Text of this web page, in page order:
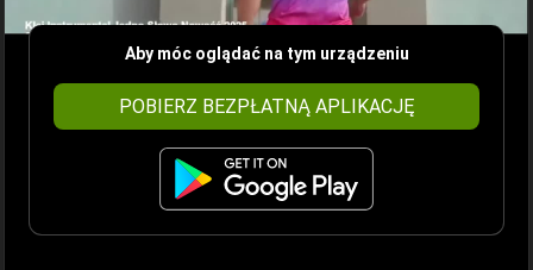
Aby móc oglądać na tym urządzeniu
POBIERZ BEZPŁATNĄ APLIKACJĘ